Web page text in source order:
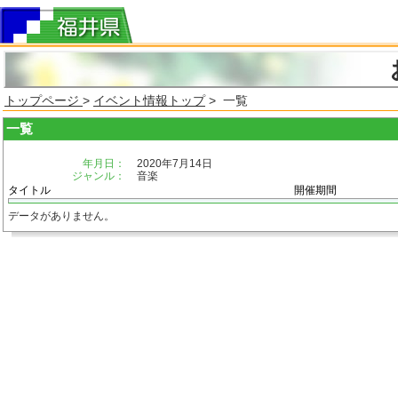
トップページ > イベント情報トップ> 一覧
一覧
年月日：
2020年7月14日
ジャンル：
音楽
タイトル
開催期間
データがありません。